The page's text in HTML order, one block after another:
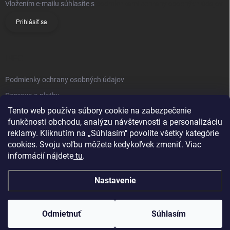
Tento web používa súbory cookie na zabezpečenie
funkčnosti obchodu, analýzu návštevnosti a personalizáciu
reklamy. Kliknutím na „Súhlasím" povolíte všetky kategórie
cookies. Svoju voľbu môžete kedykoľvek zmeniť. Viac
informácií nájdete tu.
Nastavenie
Odmietnuť Súhlasím
Vložením e-mailu súhlasíte s
Prihlásiť sa
Podmienky ochrany osobných údajov
Doprava a platby
Obchodné podmienky
Reklamačný poriadok
Vrátenie tovaru
Kontakty
Copyright 2026Knifestore . Všetky práva vyhradené. Upraviť nastavenie